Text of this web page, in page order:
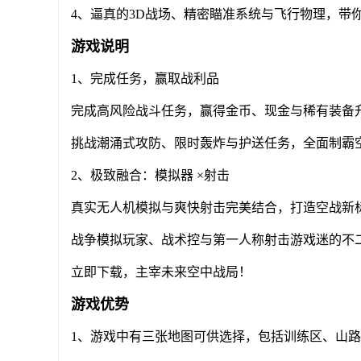
4、逼真的3D战场、精密瞄准系统与飞行物理，带
游戏说明
1、完成任务，赢取战利品
完成高风险战斗任务，赢得金币、现金与稀有装备
挑战潮涌式攻防、限时轰炸与护送任务，全面制霸
2、极致融合：模拟器 ×射击
真实无人机模拟与爽快射击完美结合，打造空战新
战争模拟玩家、战术控与第一人称射击游戏迷的不
立即下载，主宰未来空中战局！
游戏优势
1、游戏中有三张地图可供选择，包括训练区、山